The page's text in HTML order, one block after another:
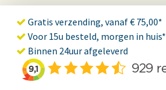
Gratis verzending, vanaf € 75,00*
Voor 15u besteld, morgen in huis*
Binnen 24uur afgeleverd